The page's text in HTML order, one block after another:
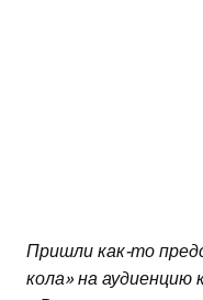
Пришли как-то
кола» на аудиенцию